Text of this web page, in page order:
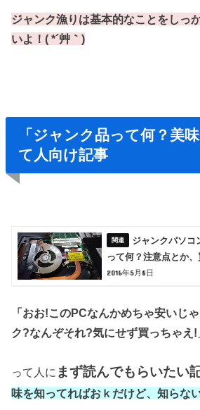
ジャンク漁りは基本的なことをしっ
いよ！( *´艸｀)
「ジャンク品って何？美
て人向け記事
ジャンクパソコ
って何？注意点とか
2016年5月8日
「おお!このPCなんかめちゃ安いじゃ
ク?なんぞそれ?気にせず買っちゃえ!
って人に まず読んでもらいたい
味を知ってればおｋだけど、知らな